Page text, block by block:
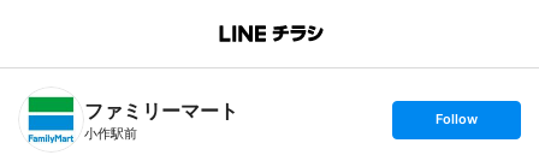
B
n
T
ファミリーマート
小作駅前
s
t
Follow